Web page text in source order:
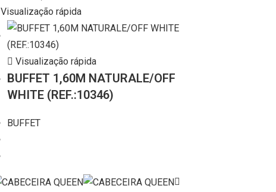
Visualização rápida
Visualização rápida
BUFFET 1,60M NATURALE/OFF
WHITE (REF.:10346)
BUFFET